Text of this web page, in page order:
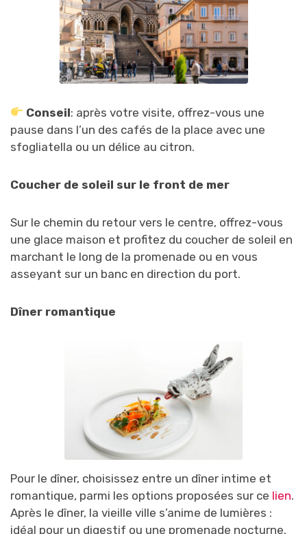
Conseil: après votre visite, offrez-vous une
pause dans l’un des cafés de la place avec une
sfogliatella ou un délice au citron.
Coucher de soleil sur le front de mer
Sur le chemin du retour vers le centre, offrez-vous
une glace maison et profitez du coucher de soleil en
marchant le long de la promenade ou en vous
asseyant sur un banc en direction du port.
Dîner romantique
Pour le dîner, choisissez entre un dîner intime et
romantique, parmi les options proposées sur ce lien.
Après le dîner, la vieille ville s’anime de lumières :
idéal pour un digestif ou une promenade nocturne.